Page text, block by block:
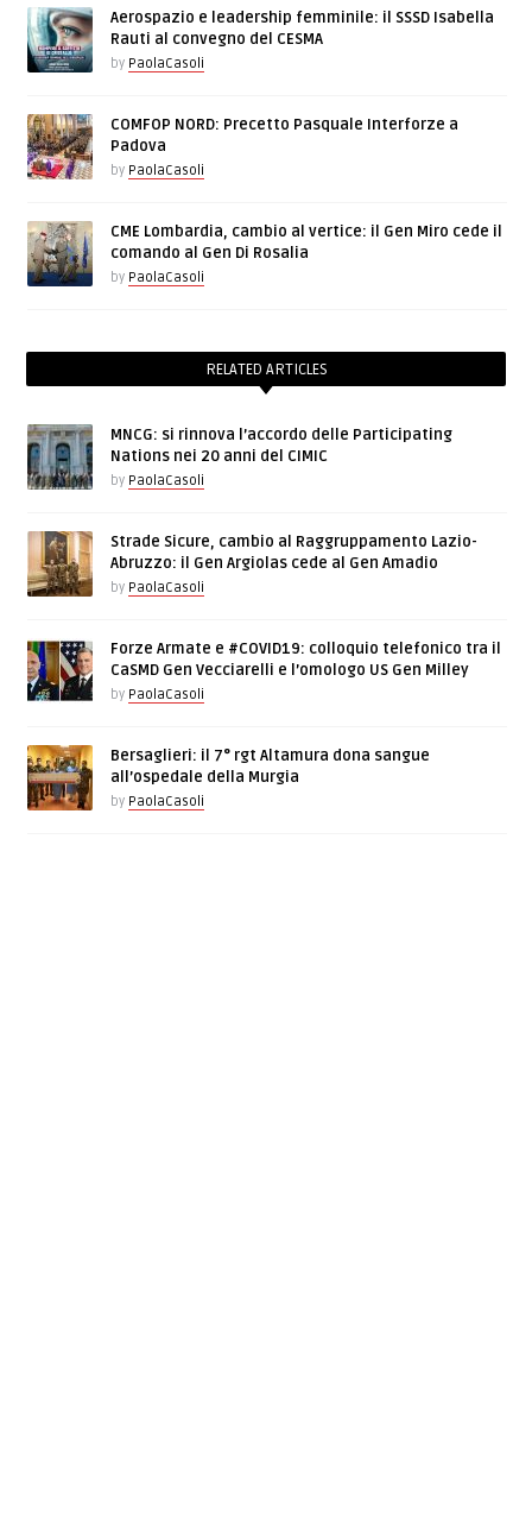
Aerospazio e leadership femminile: il SSSD Isabella
Rauti al convegno del CESMA
by PaolaCasoli
COMFOP NORD: Precetto Pasquale Interforze a
Padova
by PaolaCasoli
CME Lombardia, cambio al vertice: il Gen Miro cede il
comando al Gen Di Rosalia
by PaolaCasoli
RELATED ARTICLES
MNCG: si rinnova l’accordo delle Participating
Nations nei 20 anni del CIMIC
by PaolaCasoli
Strade Sicure, cambio al Raggruppamento Lazio-
Abruzzo: il Gen Argiolas cede al Gen Amadio
by PaolaCasoli
Forze Armate e #COVID19: colloquio telefonico tra il
CaSMD Gen Vecciarelli e l’omologo US Gen Milley
by PaolaCasoli
Bersaglieri: il 7° rgt Altamura dona sangue
all’ospedale della Murgia
by PaolaCasoli